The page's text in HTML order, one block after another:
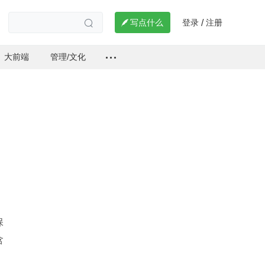
  写点什么 登录 / 注册
大前端 管理/文化